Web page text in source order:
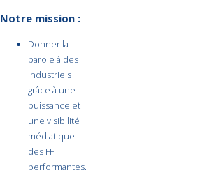
Notre mission :
Donner la
parole à des
industriels
grâce à une
puissance et
une visibilité
médiatique
des FFI
performantes.